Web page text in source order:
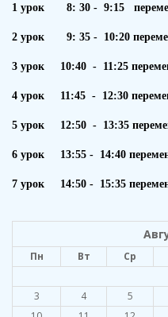
1 урок 8: 30 - 9:15
2 урок 9: 35 - 10:20
3 урок 10:40 - 11:25
4 урок 11:45 - 12:30
5 урок 12:50 - 13:35
6 урок 13:55 - 14:40
7 урок 14:50 - 15:35
Пн Вт Ср
3
4 5